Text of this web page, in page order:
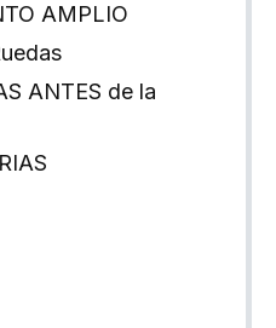
AMPLIO
ANTES de la